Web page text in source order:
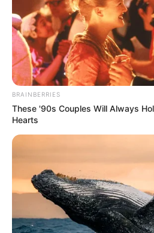
BRAINBERRIES
These '90s Couples Will Always
Hearts